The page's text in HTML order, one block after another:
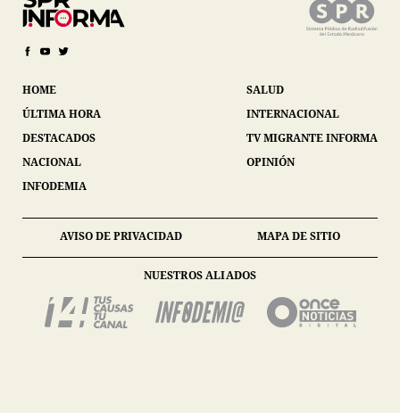
HOME
ÚLTIMA HORA
DESTACADOS
NACIONAL
INFODEMIA
SALUD
INTERNACIONAL
TV MIGRANTE INFORMA
OPINIÓN
AVISO DE PRIVACIDAD MAPA DE SITIO
NUESTROS ALIADOS